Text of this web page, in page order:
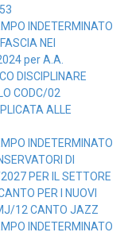
INDETERMINATO
NEI
per A.A.
DISCIPLINARE
CODC/02
ALLE
INDETERMINATO
DI
PER IL SETTORE
PER I NUOVI
12 CANTO JAZZ
INDETERMINATO